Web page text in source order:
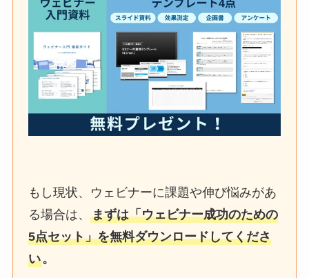
もし現状、ウェビナーに課題や伸び悩みがあ
る場合は、まずは「ウェビナー成功のための
5点セット」を無料ダウンロードしてくださ
い。